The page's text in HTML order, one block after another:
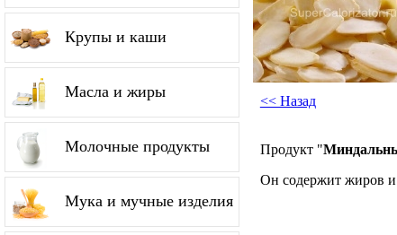
Крупы и каши
Масла и жиры
Молочные продукты
Мука и мучные изделия
<< Назад
Продукт "
Он содержит жиров и